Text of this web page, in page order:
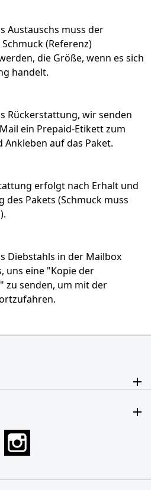
Austauschs muss der
(Referenz)
die Größe, wenn es sich
handelt.
Rückerstattung, wir senden
ein Prepaid-Etikett zum
Ankleben auf das Paket.
erfolgt nach Erhalt und
des Pakets (Schmuck muss
Diebstahls in der Mailbox
uns eine "Kopie der
zu senden, um mit der
Pinterest